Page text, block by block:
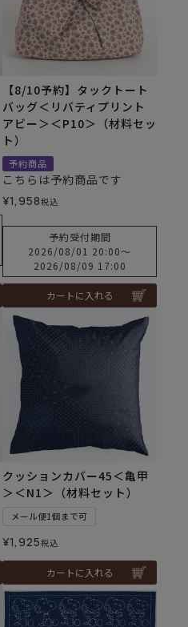
【8/10予約】タックトート
バッグ＜リバティプリント
アビー＞＜P10＞（材料セッ
ト）
予約商品
こちらは予約商品です
¥1,958税込
予約受付期間
2026/08/01 20:00〜
2026/08/09 17:00
カートに入れる
クッションカバー45＜亀甲
＞＜N1＞（材料セット）
メール便1個まで可
¥1,925税込
カートに入れる